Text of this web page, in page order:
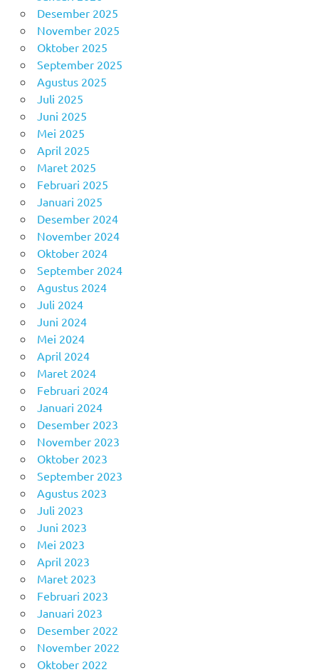
Desember 2025
November 2025
Oktober 2025
September 2025
Agustus 2025
Juli 2025
Juni 2025
Mei 2025
April 2025
Maret 2025
Februari 2025
Januari 2025
Desember 2024
November 2024
Oktober 2024
September 2024
Agustus 2024
Juli 2024
Juni 2024
Mei 2024
April 2024
Maret 2024
Februari 2024
Januari 2024
Desember 2023
November 2023
Oktober 2023
September 2023
Agustus 2023
Juli 2023
Juni 2023
Mei 2023
April 2023
Maret 2023
Februari 2023
Januari 2023
Desember 2022
November 2022
Oktober 2022